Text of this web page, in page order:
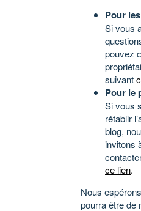
Pour
Si vous
pouvez
suivant
Pour le
Si vous
rétablir
blog,
invitons
ce lien.
Nous
pourra être de